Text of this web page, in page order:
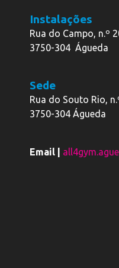
Instalações
Rua do Campo, n.º
3750-304 Águeda
Sede
Rua do Souto Rio,
3750-304 Águeda
Email |